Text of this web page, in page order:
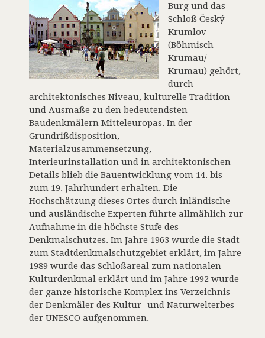
Burg und das
Schloß Český
Krumlov
(Böhmisch
Krumau/
Krumau) gehört,
durch
architektonisches Niveau, kulturelle Tradition
und Ausmaße zu den bedeutendsten
Baudenkmälern Mitteleuropas. In der
Grundrißdisposition,
Materialzusammensetzung,
Interieurinstallation und in architektonischen
Details blieb die Bauentwicklung vom 14. bis
zum 19. Jahrhundert erhalten. Die
Hochschätzung dieses Ortes durch inländische
und ausländische Experten führte allmählich zur
Aufnahme in die höchste Stufe des
Denkmalschutzes. Im Jahre 1963 wurde die Stadt
zum Stadtdenkmalschutzgebiet erklärt, im Jahre
1989 wurde das Schloßareal zum nationalen
Kulturdenkmal erklärt und im Jahre 1992 wurde
der ganze historische Komplex ins Verzeichnis
der Denkmäler des Kultur- und Naturwelterbes
der UNESCO aufgenommen.